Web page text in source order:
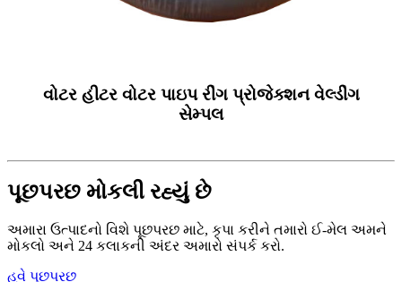
વોટર હીટર વોટર પાઇપ રીંગ પ્રોજેક્શન વેલ્ડીંગ
સેમ્પલ
પૂછપરછ મોકલી રહ્યું છે
અમારા ઉત્પાદનો વિશે પૂછપરછ માટે, કૃપા કરીને તમારો ઈ-મેલ અમને
મોકલો અને 24 કલાકની અંદર અમારો સંપર્ક કરો.
હવે પૂછપરછ